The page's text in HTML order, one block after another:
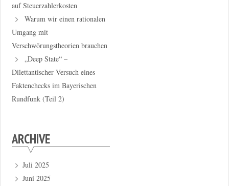
auf Steuerzahlerkosten
Warum wir einen rationalen
Umgang mit
Verschwörungstheorien brauchen
„Deep State“ –
Dilettantischer Versuch eines
Faktenchecks im Bayerischen
Rundfunk (Teil 2)
ARCHIVE
Juli 2025
Juni 2025